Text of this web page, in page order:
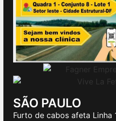
SÃO PAULO
Furto de cabos afeta Linha